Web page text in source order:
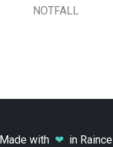
NOTFALL
Made with ❤in Raince